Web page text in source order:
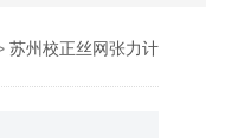
苏州校正丝网张力计